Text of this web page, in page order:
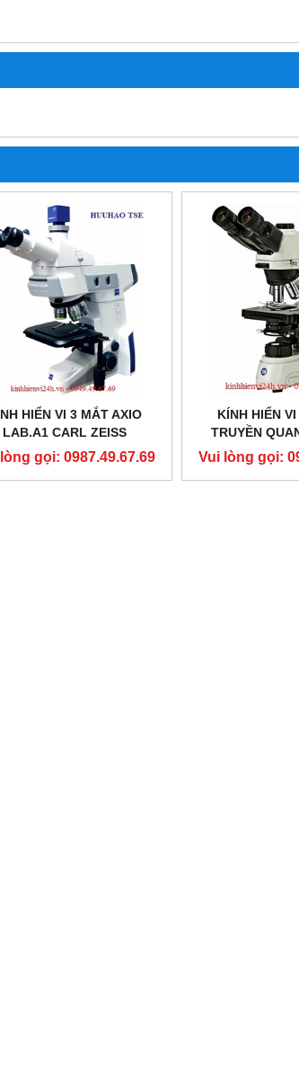
HIỂN VI 3 MẮT AXIO
LAB.A1 CARL ZEISS
gọi: 0987.49.67.69
KÍNH HIỂN
TRUYỀN
Vui lòng gọi: